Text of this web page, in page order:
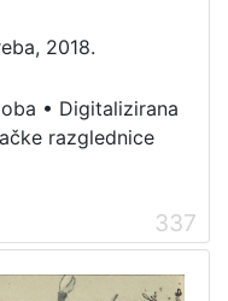
2018.
• Digitalizirana
razglednice
337